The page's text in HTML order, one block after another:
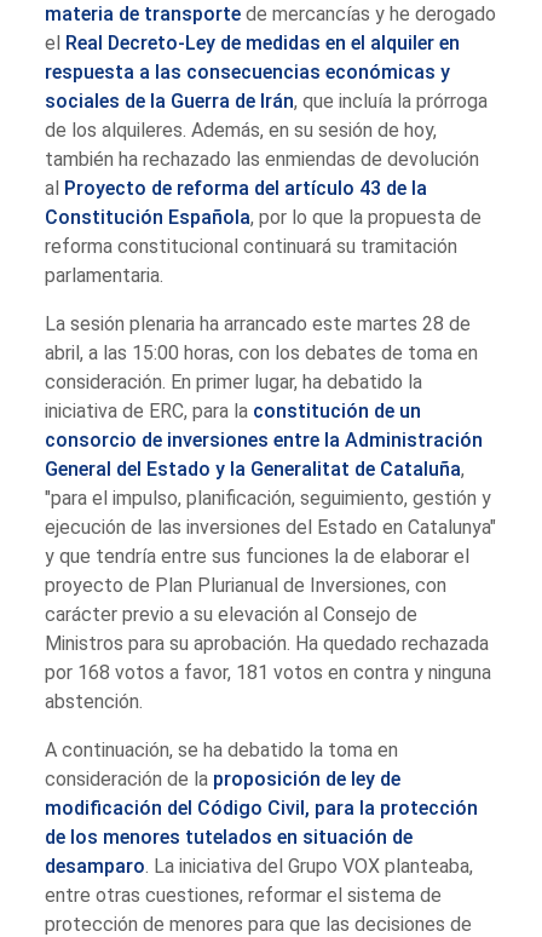
materia de transporte de mercancías y he derogado
el Real Decreto-Ley de medidas en el alquiler en
respuesta a las consecuencias económicas y
sociales de la Guerra de Irán, que incluía la prórroga
de los alquileres. Además, en su sesión de hoy,
también ha rechazado las enmiendas de devolución
al Proyecto de reforma del artículo 43 de la
Constitución Española, por lo que la propuesta de
reforma constitucional continuará su tramitación
parlamentaria.
La sesión plenaria ha arrancado este martes 28 de
abril, a las 15:00 horas, con los debates de toma en
consideración. En primer lugar, ha debatido la
iniciativa de ERC, para la constitución de un
consorcio de inversiones entre la Administración
General del Estado y la Generalitat de Cataluña,
"para el impulso, planificación, seguimiento, gestión y
ejecución de las inversiones del Estado en Catalunya"
y que tendría entre sus funciones la de elaborar el
proyecto de Plan Plurianual de Inversiones, con
carácter previo a su elevación al Consejo de
Ministros para su aprobación. Ha quedado rechazada
por 168 votos a favor, 181 votos en contra y ninguna
abstención.
A continuación, se ha debatido la toma en
consideración de la proposición de ley de
modificación del Código Civil, para la protección
de los menores tutelados en situación de
desamparo . La iniciativa del Grupo VOX planteaba,
entre otras cuestiones, reformar el sistema de
protección de menores para que las decisiones de